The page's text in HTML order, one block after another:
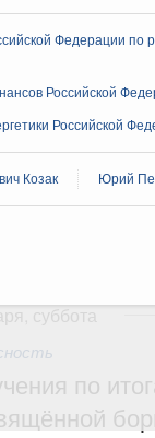
Федерации по
Российской
Российской
Козак Юрий
четверг
по
по